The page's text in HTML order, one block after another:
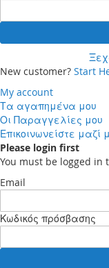
New customer? Start
My account
Τα αγαπημένα μου
Οι Παραγγελίες μου
Επικοινωνείστε μαζί
Please login first
You must be logged in
Email
Κωδικός πρόσβασης